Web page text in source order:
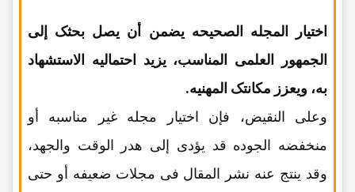
اختیار المجله الصحیحه یضمن أن یصل بحثک إلى
الجمهور العلمی المناسب، یزید احتمالیه الاستشهاد
به، ویعزز مکانتک المهنیه.
وعلى النقیض، فإن اختیار مجله غیر مناسبه أو
منخفضه الجوده قد یؤدی إلى هدر الوقت والجهد،
وقد ینتج عنه نشر المقال فی مجلات ضعیفه أو حتى